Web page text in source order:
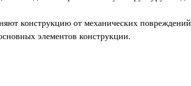
конструкцию от механических
элементов конструкции.